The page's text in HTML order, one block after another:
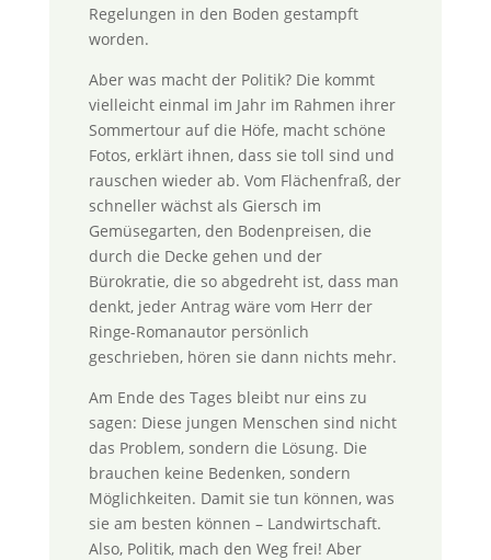
Regelungen in den Boden gestampft
worden.
Aber was macht der Politik? Die kommt
vielleicht einmal im Jahr im Rahmen ihrer
Sommertour auf die Höfe, macht schöne
Fotos, erklärt ihnen, dass sie toll sind und
rauschen wieder ab. Vom Flächenfraß, der
schneller wächst als Giersch im
Gemüsegarten, den Bodenpreisen, die
durch die Decke gehen und der
Bürokratie, die so abgedreht ist, dass man
denkt, jeder Antrag wäre vom Herr der
Ringe-Romanautor persönlich
geschrieben, hören sie dann nichts mehr.
Am Ende des Tages bleibt nur eins zu
sagen: Diese jungen Menschen sind nicht
das Problem, sondern die Lösung. Die
brauchen keine Bedenken, sondern
Möglichkeiten. Damit sie tun können, was
sie am besten können – Landwirtschaft.
Also, Politik, mach den Weg frei! Aber